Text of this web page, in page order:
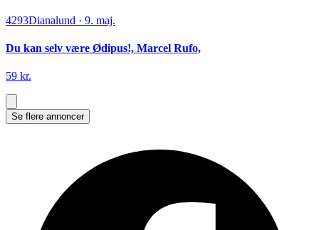
4293Dianalund · 9. maj.
Du kan selv være Ødipus!, Marcel Rufo,
59 kr.
Se flere annoncer